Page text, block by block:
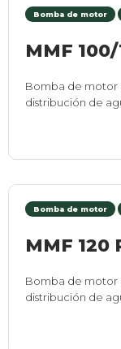
Bomba de motor
MMF
Bomba de motor
distribución de
Bomba de motor
MMF 120
Bomba de motor
distribución de